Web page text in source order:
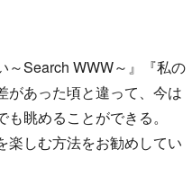
Search WWW～』『私の
があった頃と違って、今は
眺めることができる。
楽しむ方法をお勧めしてい